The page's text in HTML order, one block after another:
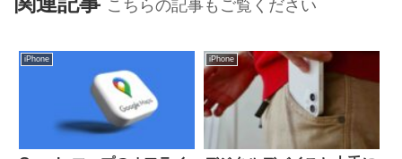
こちらの記事もご覧ください
iPhone iPhone